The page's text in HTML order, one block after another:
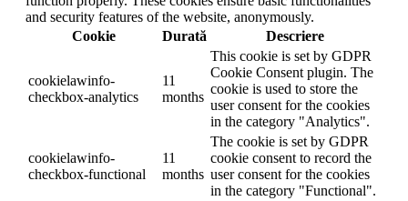
and security features of the website, anonymously.
Cookie
Durată Descriere
cookielawinfo-
checkbox-analytics
11
months
This cookie is set by GDPR
Cookie Consent plugin. The
cookie is used to store the
user consent for the cookies
in the category "Analytics".
cookielawinfo-
checkbox-functional
11
months
The cookie is set by GDPR
cookie consent to record the
user consent for the cookies
in the category "Functional".